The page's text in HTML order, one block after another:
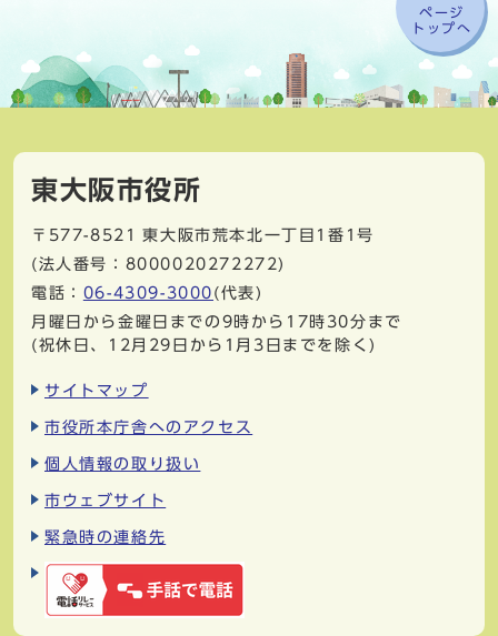
ページ
トップへ
東大阪市役所
〒577-8521
東大阪市荒本北一丁目1番1号
(法人番号：8000020272272)
電話： 06-4309-3000 (代表)
月曜日から金曜日までの9時から17時30分まで
(祝休日、12月29日から1月3日までを除く)
サイトマップ
市役所本庁舎へのアクセス
個人情報の取り扱い
市ウェブサイト
緊急時の連絡先